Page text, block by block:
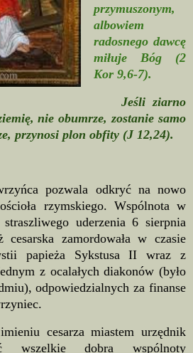
przymuszonym,
albowiem
radosnego dawcę
miłuje Bóg (2
Kor 9,6-7).
Jeśli ziarno
nie obumrze, zostanie samo
przynosi plon obfity (J 12,24).
pozwala odkryć na nowo
rzymskiego. Wspólnota w
straszliwego uderzenia 6 sierpnia
zamordowała w czasie
papieża Sykstusa II wraz z
z ocalałych diakonów (było
odpowiedzialnych za finanse
cesarza miastem urzędnik
wszelkie dobra wspólnoty